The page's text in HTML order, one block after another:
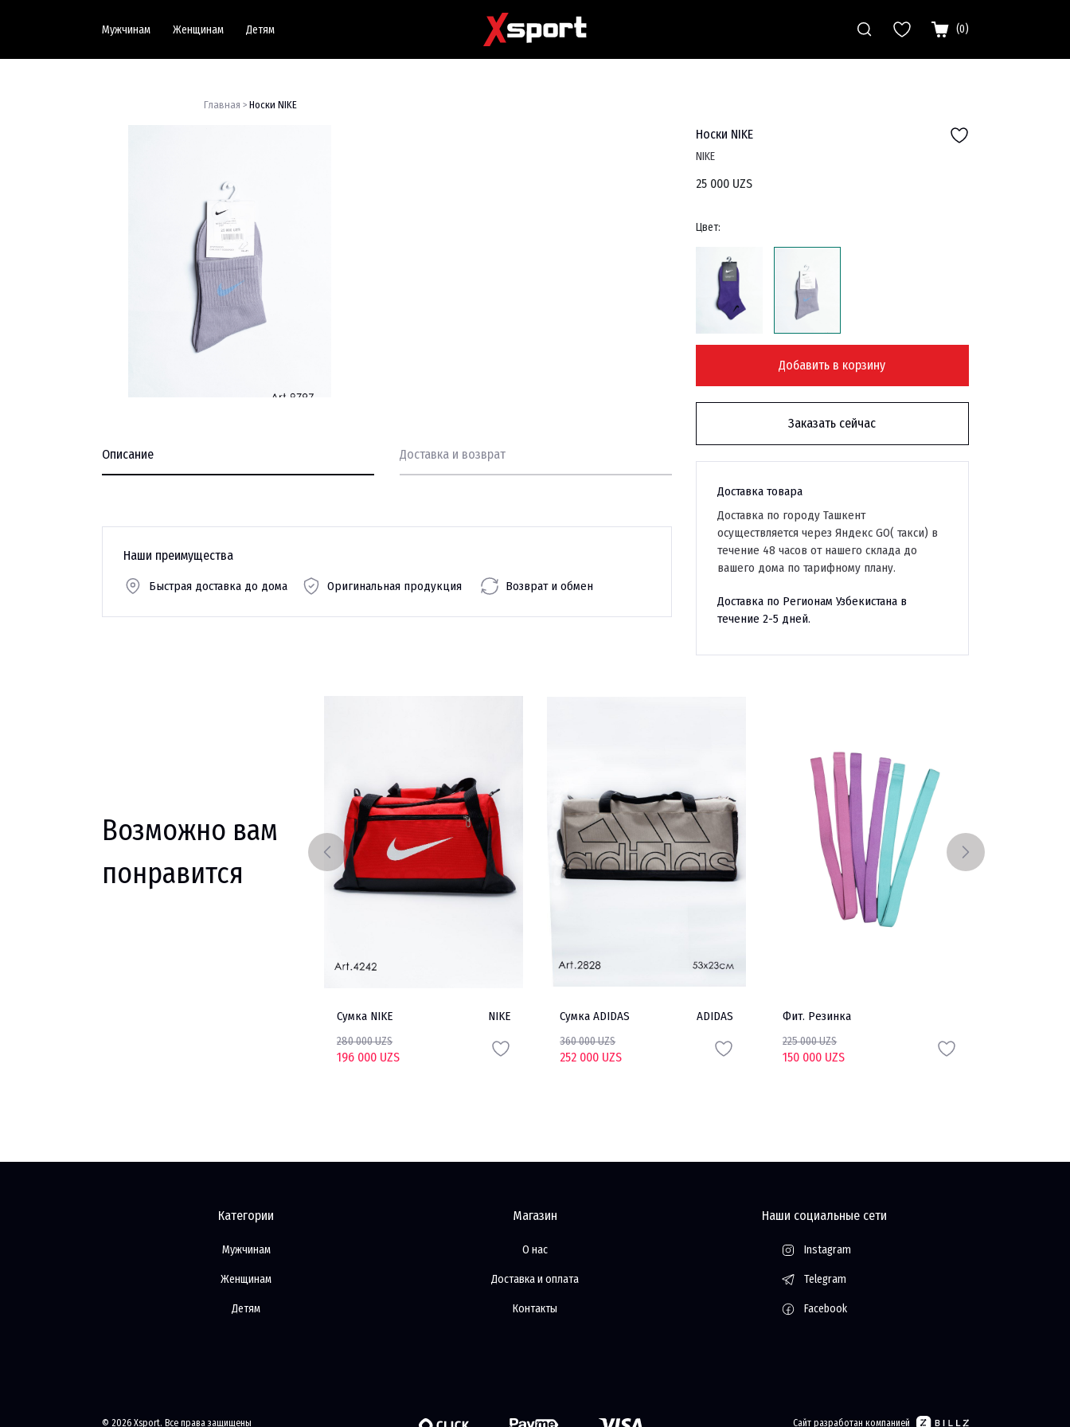
Мужчинам Женщинам Детям (0)
Главная > Носки NIKE
Описание Доставка и возврат
Наши преимущества
Быстрая доставка до дома Оригинальная продукция Возврат и обмен
Носки NIKE
NIKE
25 000 UZS
Цвет:
Добавить в корзину
Заказать сейчас
Доставка товара
Доставка по городу Ташкент
осуществляется через Яндекс GO( такси) в
течение 48 часов от нашего склада до
вашего дома по тарифному плану.
Доставка по Регионам Узбекистана в
течение 2-5 дней.
Возможно вам
понравится
Сумка NIKE NIKE
280 000 UZS
196 000 UZS
Сумка ADIDAS ADIDAS
360 000 UZS
252 000 UZS
Фит. Резинка
225 000 UZS
150 000 UZS
Категории
Мужчинам
Женщинам
Детям
Магазин
О нас
Доставка и оплата
Контакты
Наши социальные сети
Instagram
Telegram
Facebook
© 2026 Xsport. Все права защищены Сайт разработан компанией